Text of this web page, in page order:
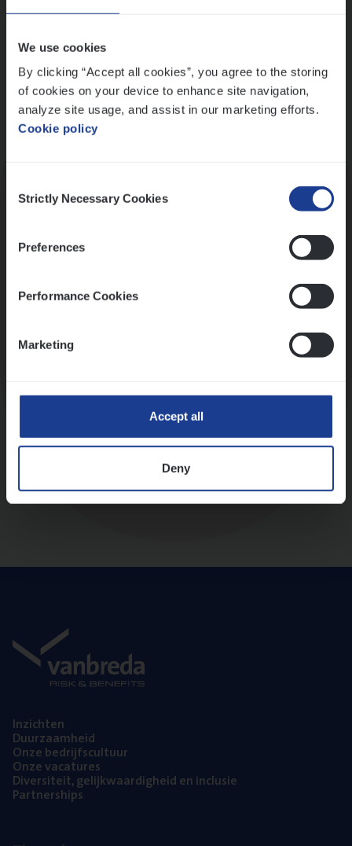
We use cookies
By clicking “Accept all cookies”, you agree to the storing
of cookies on your device to enhance site navigation,
analyze site usage, and assist in our marketing efforts.
Cookie policy
Selection
Strictly Necessary Cookies
Preferences
Performance Cookies
Marketing
Accept all
Deny
Inzich­ten
Duur­zaam­heid
Onze bedrijfs­cul­tuur
Onze vaca­tu­res
Diver­si­teit, gelijk­waar­dig­heid en inclusie
Part­ner­ships